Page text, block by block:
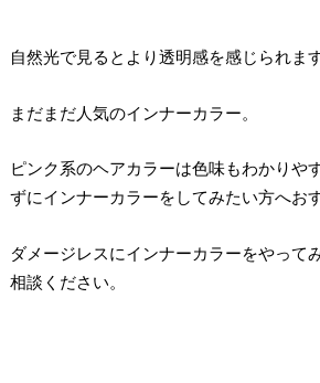
自然光で見るとより透明感を感じられます
まだまだ人気のインナーカラー。
ピンク系のヘアカラーは色味もわかりや
ずにインナーカラーをしてみたい方へお
ダメージレスにインナーカラーをやって
相談ください。